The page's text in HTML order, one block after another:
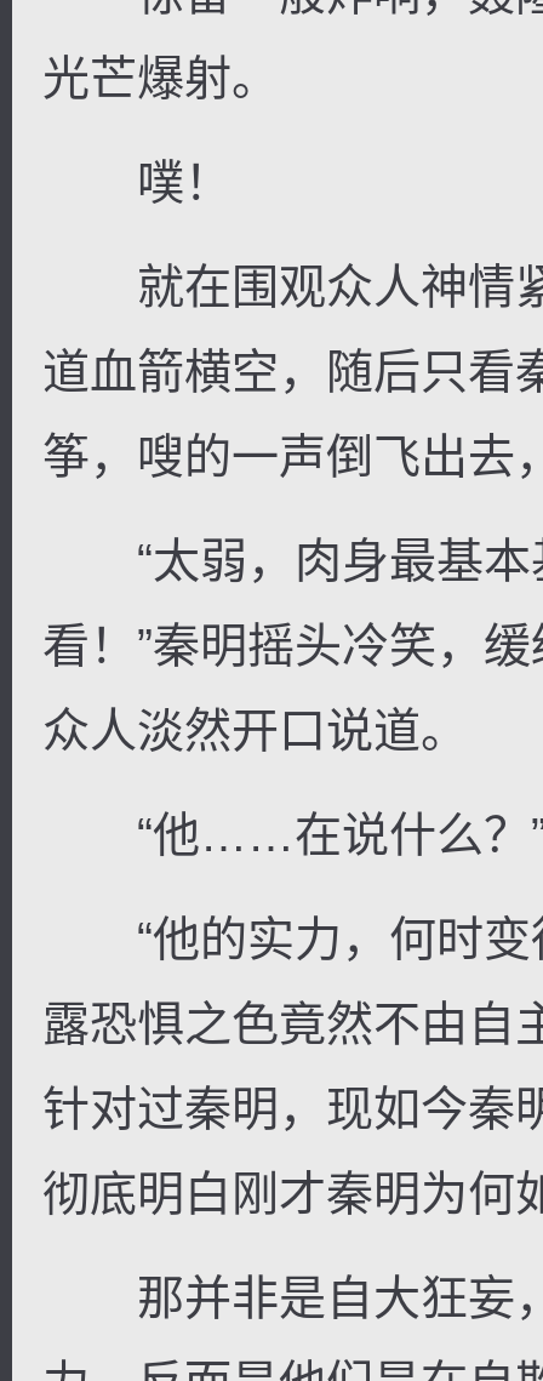
光芒爆射。
噗！
就在围观众人神情
道血箭横空，随后只看
筝，嗖的一声倒飞出去
“太弱，肉身最基本
看！”秦明摇头冷笑，
众人淡然开口说道。
“他……在说什么？
“他的实力，何时变
露恐惧之色竟然不由自
针对过秦明，现如今秦
彻底明白刚才秦明为何
那并非是自大狂妄